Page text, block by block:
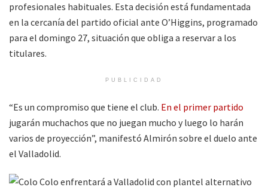
profesionales habituales. Esta decisión está fundamentada
en la cercanía del partido oficial ante O’Higgins, programado
para el domingo 27, situación que obliga a reservar a los
titulares.
PUBLICIDAD
“Es un compromiso que tiene el club. En el primer partido
jugarán muchachos que no juegan mucho y luego lo harán
varios de proyección”, manifestó Almirón sobre el duelo ante
el Valladolid.